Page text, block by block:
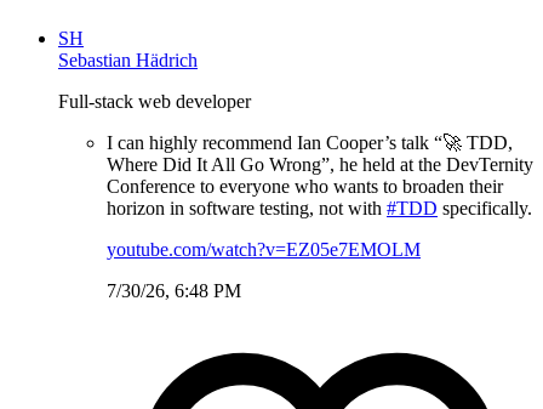
SH
Sebastian Hädrich
Full-stack web developer
I can highly recommend Ian Cooper’s talk “🚀 TDD,
Where Did It All Go Wrong”, he held at the DevTernity
Conference to everyone who wants to broaden their
horizon in software testing, not with #TDD specifically.
youtube.com/watch?v=EZ05e7EMOLM
7/30/26, 6:48 PM